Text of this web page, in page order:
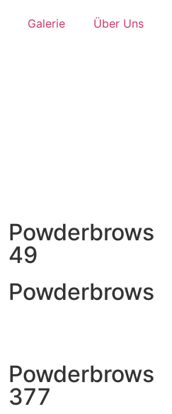
Galerie Über Uns
Powderbrows
49
Powderbrows
Powderbrows
377